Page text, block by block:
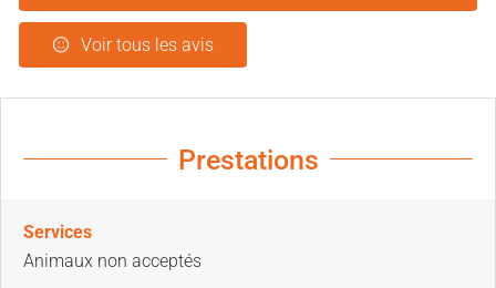
Voir tous les avis
Prestations
Services
Animaux non acceptés